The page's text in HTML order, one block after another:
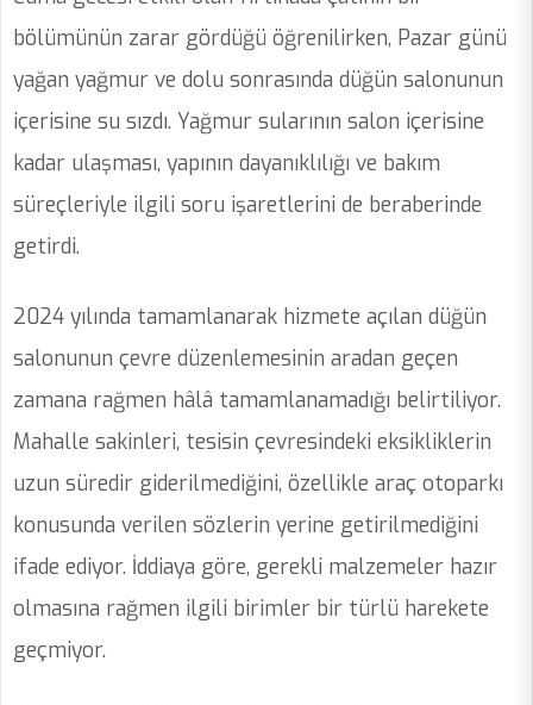
bölümünün zarar gördüğü öğrenilirken, Pazar günü
yağan yağmur ve dolu sonrasında düğün salonunun
içerisine su sızdı. Yağmur sularının salon içerisine
kadar ulaşması, yapının dayanıklılığı ve bakım
süreçleriyle ilgili soru işaretlerini de beraberinde
getirdi.
2024 yılında tamamlanarak hizmete açılan düğün
salonunun çevre düzenlemesinin aradan geçen
zamana rağmen hâlâ tamamlanamadığı belirtiliyor.
Mahalle sakinleri, tesisin çevresindeki eksikliklerin
uzun süredir giderilmediğini, özellikle araç otoparkı
konusunda verilen sözlerin yerine getirilmediğini
ifade ediyor. İddiaya göre, gerekli malzemeler hazır
olmasına rağmen ilgili birimler bir türlü harekete
geçmiyor.